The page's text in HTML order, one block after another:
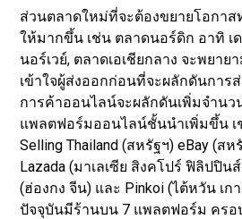
ส่วนตลาดใหม่ที่จะต้องขยายโอกาส
ให้มากขึ้น เช่น ตลาดนอร์ดิก อาทิ เ
นอร์เวย์, ตลาดเอเชียกลาง จะพยา
เข้าใจผู้ส่งออกก่อนที่จะผลักดันการ
การค้าออนไลน์จะผลักดันเพิ่มจำนว
แพลตฟอร์มออนไลน์ชั้นนำเพิ่มขึ้น เ
Selling Thailand (สหรัฐฯ) eBay (สห
Lazada (มาเลเซีย สิงคโปร์ ฟิลิปปิน
(ฮ่องกง จีน) และ Pinkoi (ไต้หวัน เ
ปัจจุบันมีร้านบน 7 แพลตฟอร์ม ครอ